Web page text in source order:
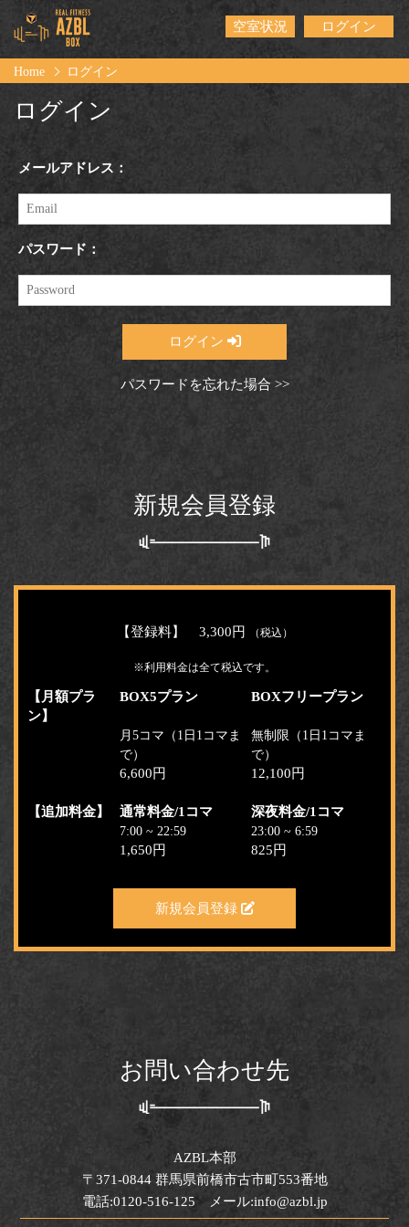
空室状況 ログイン
Home ログイン
ログイン
メールアドレス：
パスワード：
ログイン
パスワードを忘れた場合 >>
新規会員登録
【登録料】 3,300円 （税込）
※利用料金は全て税込です。
【月額プラ
ン】
BOX5プラン BOXフリープラン
月5コマ（1日1コマま
で）
無制限（1日1コマま
で）
6,600円 12,100円
【追加料金】 通常料金/1コマ 深夜料金/1コマ
7:00 ~ 22:59 23:00 ~ 6:59
1,650円 825円
新規会員登録
お問い合わせ先
AZBL本部
〒371-0844 群馬県前橋市古市町553番地
電話:0120-516-125 メール:info@azbl.jp